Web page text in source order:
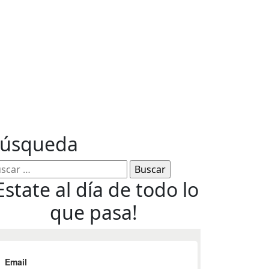
al día de todo lo
que pasa!